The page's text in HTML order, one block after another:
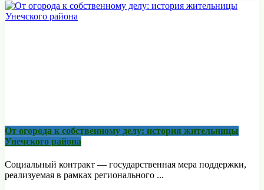
От огорода к собственному делу: история жительницы
Унечского района
Социальный контракт — государственная мера поддержки,
реализуемая в рамках регионального ...